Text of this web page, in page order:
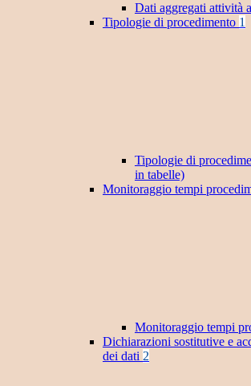
Dati aggregati attività
Tipologie di procedimento 1
Tipologie di
in tabelle)
Monitoraggio tempi
Monitoraggio tempi
Dichiarazioni sostitutive e
dei dati 2